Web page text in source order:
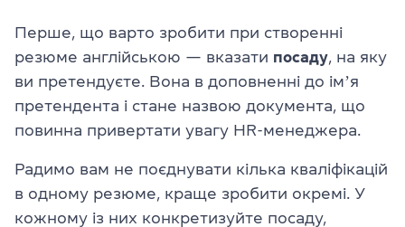
Перше, що варто зробити при створенні
резюме англійською — вказати посаду , на яку
ви претендуєте. Вона в доповненні до імʼя
претендента і стане назвою документа, що
повинна привертати увагу HR-менеджера.
Радимо вам не поєднувати кілька кваліфікацій
в одному резюме, краще зробити окремі. У
кожному із них конкретизуйте посаду,